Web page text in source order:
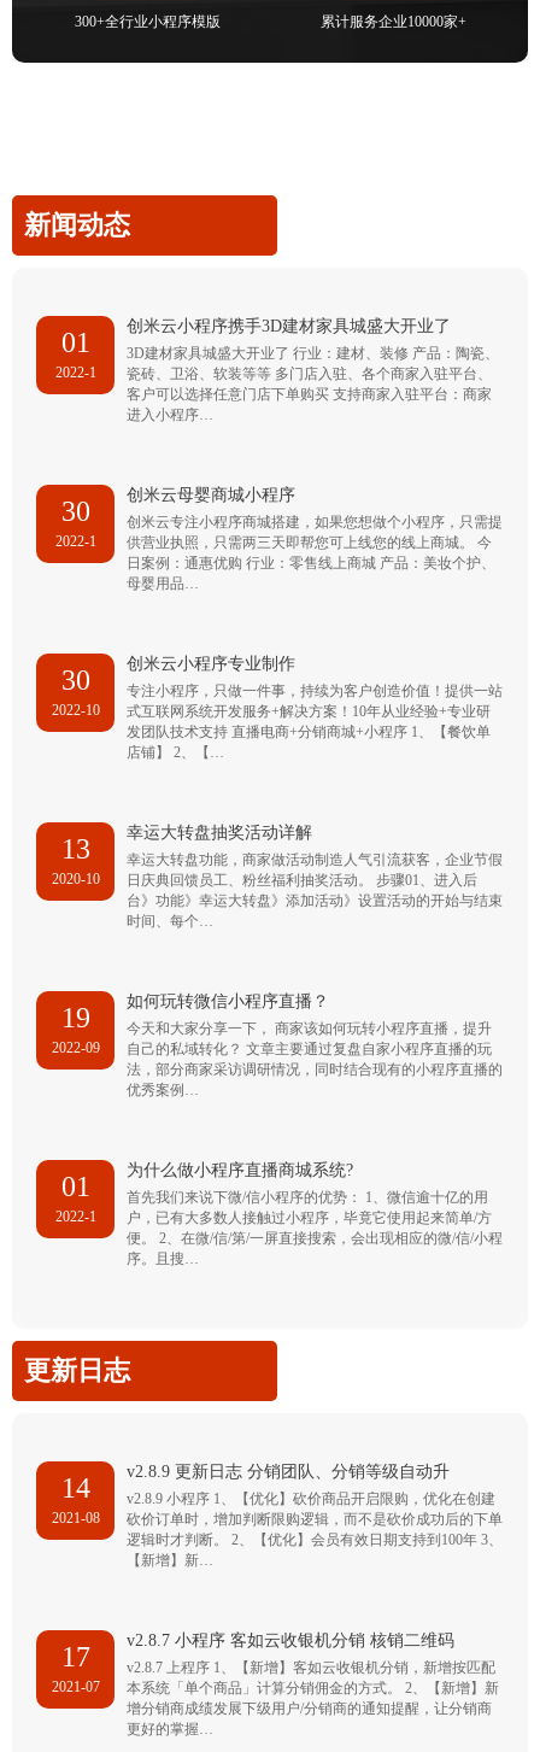
300+全行业小程序模版 累计服务企业10000家+
新闻动态
01
2022-1
创米云小程序携手3D建材家具城盛大开业了
3D建材家具城盛大开业了 行业：建材、装修 产品：陶瓷、
瓷砖、卫浴、软装等等 多门店入驻、各个商家入驻平台、
客户可以选择任意门店下单购买 支持商家入驻平台：商家
进入小程序…
30
2022-1
创米云母婴商城小程序
创米云专注小程序商城搭建，如果您想做个小程序，只需提
供营业执照，只需两三天即帮您可上线您的线上商城。 今
日案例：通惠优购 行业：零售线上商城 产品：美妆个护、
母婴用品…
30
2022-10
创米云小程序专业制作
专注小程序，只做一件事，持续为客户创造价值！提供一站
式互联网系统开发服务+解决方案！10年从业经验+专业研
发团队技术支持 直播电商+分销商城+小程序 1、【餐饮单
店铺】 2、【…
13
2020-10
幸运大转盘抽奖活动详解
幸运大转盘功能，商家做活动制造人气引流获客，企业节假
日庆典回馈员工、粉丝福利抽奖活动。 步骤01、进入后
台》功能》幸运大转盘》添加活动》设置活动的开始与结束
时间、每个…
19
2022-09
如何玩转微信小程序直播？
今天和大家分享一下， 商家该如何玩转小程序直播，提升
自己的私域转化？ 文章主要通过复盘自家小程序直播的玩
法，部分商家采访调研情况，同时结合现有的小程序直播的
优秀案例…
01
2022-1
为什么做小程序直播商城系统?
首先我们来说下微/信小程序的优势： 1、微信逾十亿的用
户，已有大多数人接触过小程序，毕竟它使用起来简单/方
便。 2、在微/信/第/一屏直接搜索，会出现相应的微/信/小程
序。且搜…
更新日志
14
2021-08
v2.8.9 更新日志 分销团队、分销等级自动升
v2.8.9 小程序 1、【优化】砍价商品开启限购，优化在创建
砍价订单时，增加判断限购逻辑，而不是砍价成功后的下单
逻辑时才判断。 2、【优化】会员有效日期支持到100年 3、
【新增】新…
17
2021-07
v2.8.7 小程序 客如云收银机分销 核销二维码
v2.8.7 上程序 1、【新增】客如云收银机分销，新增按匹配
本系统「单个商品」计算分销佣金的方式。 2、【新增】新
增分销商成绩发展下级用户/分销商的通知提醒，让分销商
更好的掌握…